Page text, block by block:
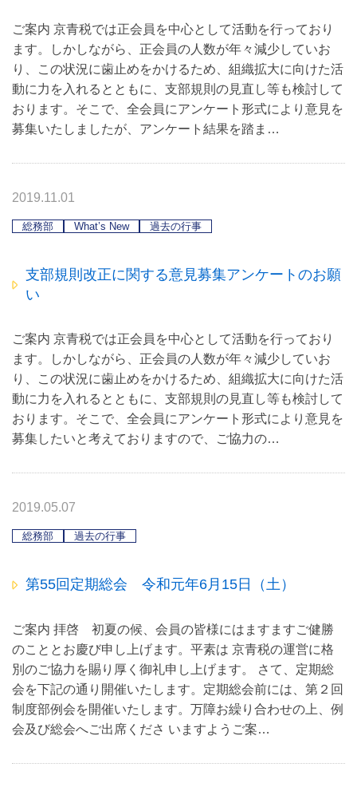
ご案内 京青税では正会員を中心として活動を行っており
ます。しかしながら、正会員の人数が年々減少していお
り、この状況に歯止めをかけるため、組織拡大に向けた活
動に力を入れるとともに、支部規則の見直し等も検討して
おります。そこで、全会員にアンケート形式により意見を
募集いたしましたが、アンケート結果を踏ま…
2019.11.01
総務部 What’s New 過去の行事
支部規則改正に関する意見募集アンケートのお願
い
ご案内 京青税では正会員を中心として活動を行っており
ます。しかしながら、正会員の人数が年々減少していお
り、この状況に歯止めをかけるため、組織拡大に向けた活
動に力を入れるとともに、支部規則の見直し等も検討して
おります。そこで、全会員にアンケート形式により意見を
募集したいと考えておりますので、ご協力の…
2019.05.07
総務部 過去の行事
第55回定期総会 令和元年6月15日（土）
ご案内 拝啓 初夏の候、会員の皆様にはますますご健勝
のこととお慶び申し上げます。平素は 京青税の運営に格
別のご協力を賜り厚く御礼申し上げます。 さて、定期総
会を下記の通り開催いたします。定期総会前には、第２回
制度部例会を開催いたします。万障お繰り合わせの上、例
会及び総会へご出席くださ いますようご案…